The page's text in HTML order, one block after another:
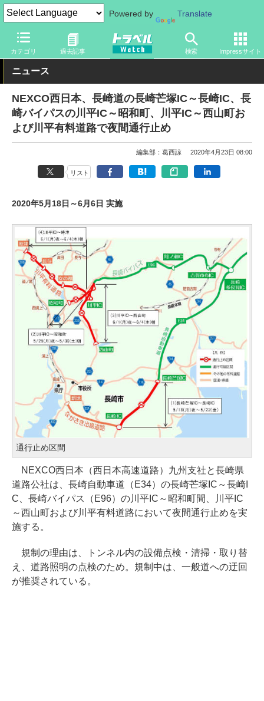
Powered by Translate
カテゴリ 過去記事 検索 Impressサイト
トラベル Watch 旅の方法 クルマ旅 高速道路
ニュース
NEXCO西日本、長崎道の長崎芒塚IC～長崎IC、長
崎バイパスの川平IC～昭和町、川平IC～西山町お
よび川平有料道路で夜間通行止め
編集部：葛西諒 2020年4月23日 08:00
リスト
2020年5月18日～6月6日 実施
通行止め区間
NEXCO西日本（西日本高速道路）九州支社と長崎県
道路公社は、長崎自動車道（E34）の長崎芒塚IC～長崎I
C、長崎バイパス（E96）の川平IC～昭和町間、川平IC
～西山町および川平有料道路において夜間通行止めを実
施する。
規制の理由は、トンネル内の設備点検・清掃・取り替
え、道路照明の点検のため。規制中は、一般道への迂回
が推奨されている。